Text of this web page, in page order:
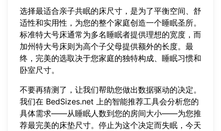
选择最适合亲子共眠的床尺寸，是为了平衡空间、舒
适性和实用性，为您的整个家庭创造一个睡眠圣所。
标准特大号床通常为多名睡眠者提供理想的宽度，而
加州特大号床则为高个子父母提供额外的长度。最
终，完美的选取决于您家庭的独特构成、睡眠习惯和
卧室尺寸。
不要再猜测了，让我们帮助您做出数据驱动的决定。
我们在 BedSizes.net 上的智能推荐工具会分析您的
具体需求——从睡眠人数到您的房间大小——为您推
荐最完美的床垫尺寸。停止为这个决定而失眠，今天